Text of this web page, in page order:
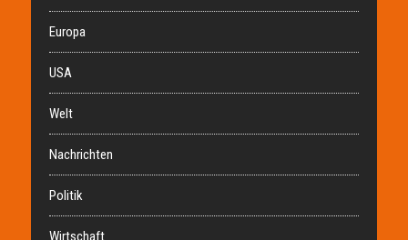
Europa
USA
Welt
Nachrichten
Politik
Wirtschaft